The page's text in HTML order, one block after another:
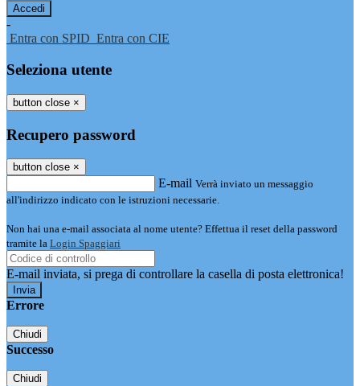
-
Entra con SPID Entra con CIE
Seleziona utente
button close ×
Recupero password
button close ×
E-mail Verrà inviato un messaggio
all'indirizzo indicato con le istruzioni necessarie.
Non hai una e-mail associata al nome utente? Effettua il reset della password
tramite la Login Spaggiari
E-mail inviata, si prega di controllare la casella di posta elettronica!
Errore
Chiudi
Successo
Chiudi